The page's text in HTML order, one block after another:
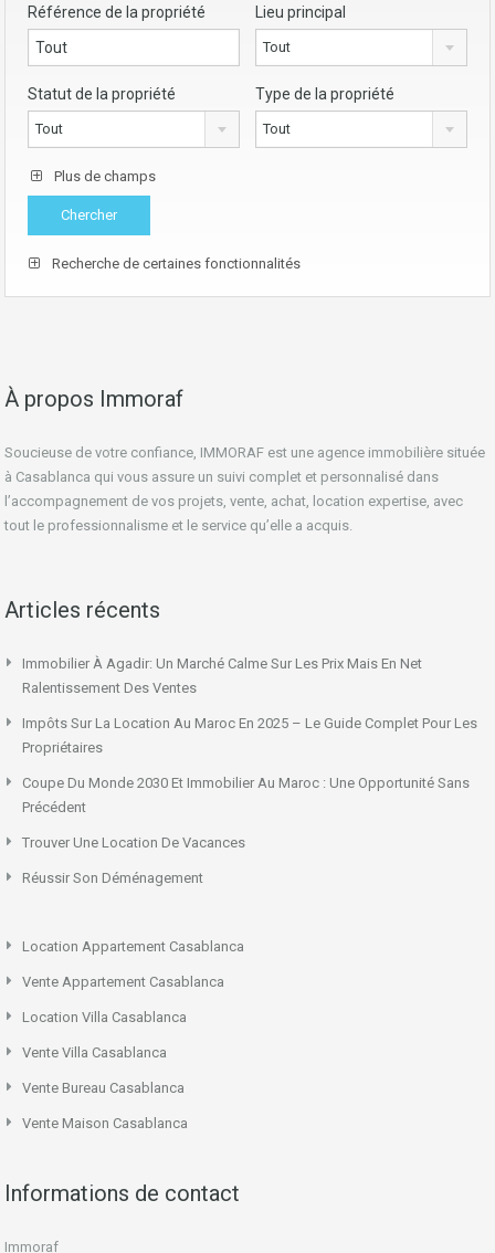
Référence de la propriété Lieu principal
Tout
Statut de la propriété
Tout
Type de la propriété
Tout
Plus de champs
Recherche de certaines fonctionnalités
À propos Immoraf
Soucieuse de votre confiance, IMMORAF est une agence immobilière située
à Casablanca qui vous assure un suivi complet et personnalisé dans
l’accompagnement de vos projets, vente, achat, location expertise, avec
tout le professionnalisme et le service qu’elle a acquis.
Articles récents
Immobilier À Agadir: Un Marché Calme Sur Les Prix Mais En Net
Ralentissement Des Ventes
Impôts Sur La Location Au Maroc En 2025 – Le Guide Complet Pour Les
Propriétaires
Coupe Du Monde 2030 Et Immobilier Au Maroc : Une Opportunité Sans
Précédent
Trouver Une Location De Vacances
Réussir Son Déménagement
Location Appartement Casablanca
Vente Appartement Casablanca
Location Villa Casablanca
Vente Villa Casablanca
Vente Bureau Casablanca
Vente Maison Casablanca
Informations de contact
Immoraf